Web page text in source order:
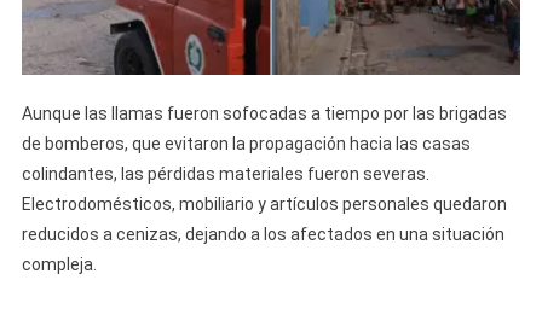
Aunque las llamas fueron sofocadas a tiempo por las brigadas
de bomberos, que evitaron la propagación hacia las casas
colindantes, las pérdidas materiales fueron severas.
Electrodomésticos, mobiliario y artículos personales quedaron
reducidos a cenizas, dejando a los afectados en una situación
compleja.